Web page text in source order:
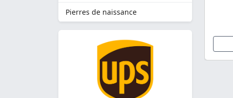
Pierres de naissance